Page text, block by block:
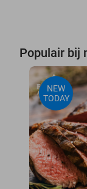
Populair bij
NEW
TODAY